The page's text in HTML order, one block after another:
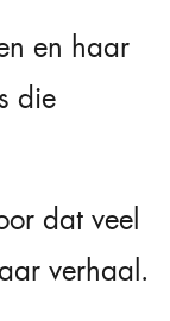
en haar
die
dat veel
verhaal.